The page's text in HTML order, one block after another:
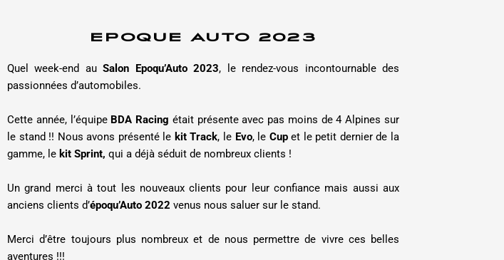
EPOQUE AUTO 2023
Quel week-end auSalon Epoqu’Auto 2023, le rendez-vous incontournable des
passionnées d’automobiles.
Cette année, l’équipe BDA Racing était présente avec pas moins de 4 Alpines sur
le stand !! Nous avons présenté le kit Track, le Evo, le Cupet le petit dernier de la
gamme, le kit Sprint, qui a déjà séduit de nombreux clients !
Un grand merci à tout les nouveaux clients pour leur confiance mais aussi aux
anciens clients d’époqu’Auto 2022 venus nous saluer sur le stand.
Merci d’être toujours plus nombreux et de nous permettre de vivre ces belles
aventures !!!